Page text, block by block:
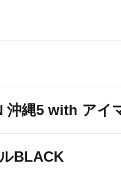
沖縄5 with アイ
BLACK